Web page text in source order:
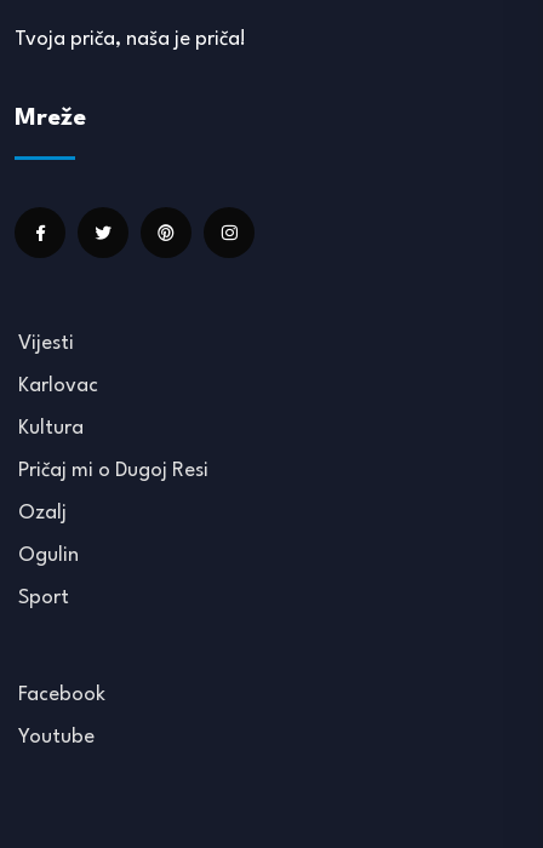
Tvoja priča, naša je priča!
Mreže
Vijesti
Karlovac
Kultura
Pričaj mi o Dugoj Resi
Ozalj
Ogulin
Sport
Facebook
Youtube